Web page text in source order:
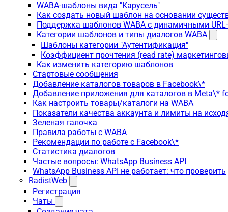
WABA-шаблоны вида "Карусель"
Как создать новый шаблон на основании
Поддержка шаблонов WABA с динамичными
Категории шаблонов и типы диалогов WABA
Шаблоны категории "Аутентификация"
Коэффициент прочтения (read rate)
Как изменить категорию шаблонов
Стартовые сообщения
Добавление каталогов товаров в Facebook\*
Добавление приложения для каталогов в Meta\*
Как настроить товары/каталоги на WABA
Показатели качества аккаунта и лимиты на
Зеленая галочка
Правила работы с WABA
Рекомендации по работе с Facebook\*
Статистика диалогов
Частые вопросы: WhatsApp Business API
WhatsApp Business API не работает: что проверить
RadistWeb
Регистрация
Чаты